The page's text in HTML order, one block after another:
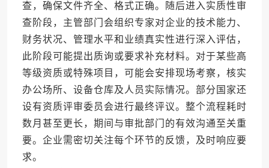
查，确保文件齐全、格式正确。随后进入实质性审
查阶段，主管部门会组织专家对企业的技术能力、
财务状况、管理水平和业绩真实性进行深入评估，
此阶段可能提出质询或要求补充材料。对于某些高
等级资质或特殊项目，可能会安排现场考察，核实
办公场所、设备仓库及人员实际情况。部分国家还
设有资质评审委员会进行最终评议。整个流程耗时
数月甚至更长，期间与审批部门的有效沟通至关重
要。企业需密切关注每个环节的反馈，及时响应要
求。